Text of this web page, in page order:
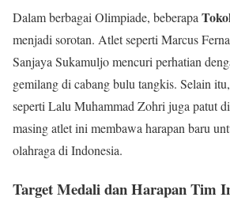
Dalam berbagai Olimpiade, beberapa
menjadi sorotan. Atlet seperti Marcus
Sanjaya Sukamuljo mencuri perhatian
gemilang di cabang bulu tangkis. Selain
seperti Lalu Muhammad Zohri juga patut
masing atlet ini membawa harapan baru
olahraga di Indonesia.
Target Medali dan Harapan Tim